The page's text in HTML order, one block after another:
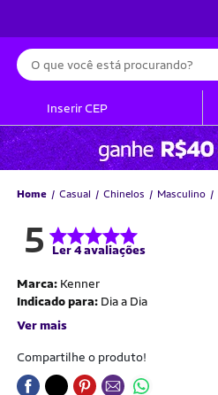
Busca
Inserir CEP
Home Casual Chinelos Masculino
5 Ler 4 avaliações
Marca: Kenner
Indicado para: Dia a Dia
Ver mais
Compartilhe o produto!